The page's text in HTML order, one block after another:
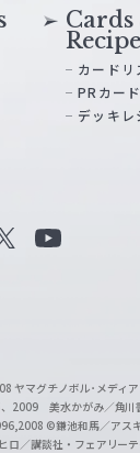
Cards
カードリ
PRカード
デッキレ
b
e
ヤマグチノボル･メディ
2009 美水かがみ／角川
©鎌池和馬／アス
ロ／講談社・フェアリー